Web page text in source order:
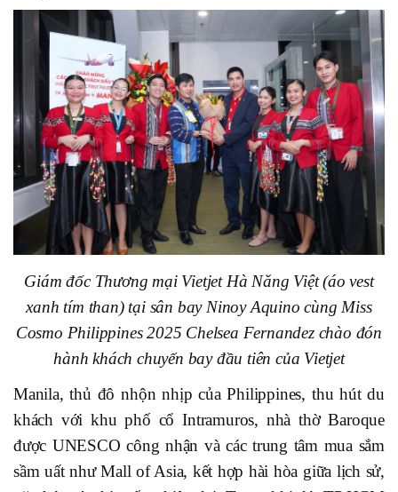
Giám đốc Thương mại Vietjet Hà Năng Việt (áo vest
xanh tím than) tại sân bay Ninoy Aquino cùng Miss
Cosmo Philippines 2025 Chelsea Fernandez chào đón
hành khách chuyến bay đầu tiên của Vietjet
Manila, thủ đô nhộn nhịp của Philippines, thu hút du
khách với khu phố cổ Intramuros, nhà thờ Baroque
được UNESCO công nhận và các trung tâm mua sắm
sầm uất như Mall of Asia, kết hợp hài hòa giữa lịch sử,